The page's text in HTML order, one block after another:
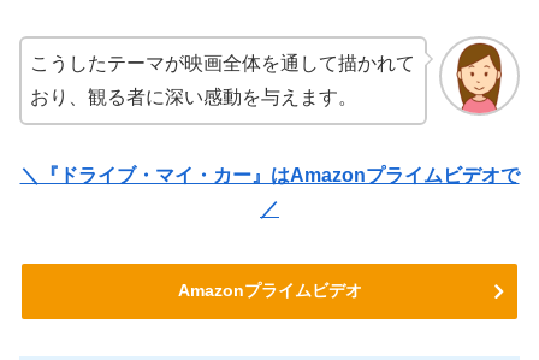
こうしたテーマが映画全体を通して描かれて
おり、観る者に深い感動を与えます。
＼『ドライブ・マイ・カー』はAmazonプライムビデオで
／
Amazonプライムビデオ